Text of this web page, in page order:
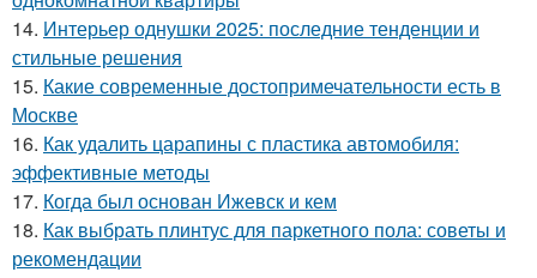
14. Интерьер однушки 2025: последние тенденции и
стильные решения
15. Какие современные достопримечательности есть в
Москве
16. Как удалить царапины с пластика автомобиля:
эффективные методы
17. Когда был основан Ижевск и кем
18. Как выбрать плинтус для паркетного пола: советы и
рекомендации